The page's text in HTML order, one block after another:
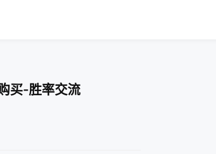
买-胜率交流